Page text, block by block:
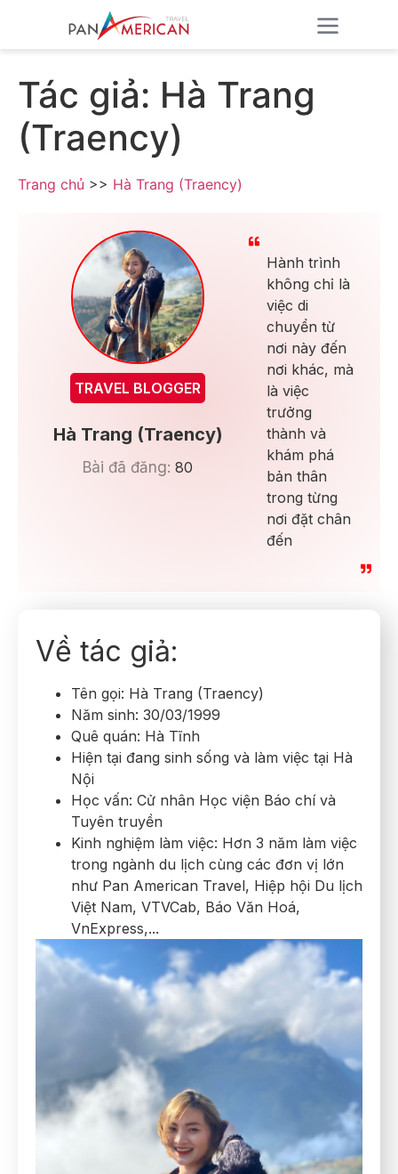
Tác giả: Hà Trang
(Traency)
Trang chủ >> Hà Trang (Traency)
TRAVEL BLOGGER
Hà Trang (Traency)
Bài đã đăng: 80
Hành trình
không chỉ là
việc di
chuyển từ
nơi này đến
nơi khác, mà
là việc
trưởng
thành và
khám phá
bản thân
trong từng
nơi đặt chân
đến
Về tác giả:
Tên gọi: Hà Trang (Traency)
Năm sinh: 30/03/1999
Quê quán: Hà Tĩnh
Hiện tại đang sinh sống và làm việc tại Hà
Nội
Học vấn: Cử nhân Học viện Báo chí và
Tuyên truyền
Kinh nghiệm làm việc: Hơn 3 năm làm việc
trong ngành du lịch cùng các đơn vị lớn
như Pan American Travel, Hiệp hội Du lịch
Việt Nam, VTVCab, Báo Văn Hoá,
VnExpress,...